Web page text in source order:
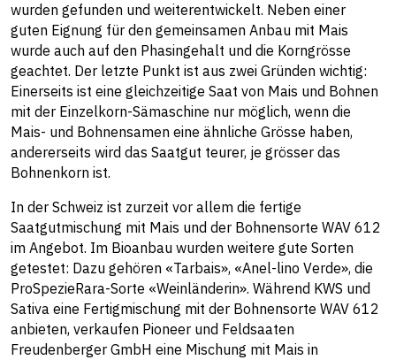
wurden gefunden und weiterentwickelt. Neben einer
guten Eignung für den gemeinsamen Anbau mit Mais
wurde auch auf den Phasingehalt und die Korngrösse
geachtet. Der letzte Punkt ist aus zwei Gründen wichtig:
Einerseits ist eine gleichzeitige Saat von Mais und Bohnen
mit der Einzelkorn-Sämaschine nur möglich, wenn die
Mais- und Bohnensamen eine ähnliche Grösse haben,
andererseits wird das Saatgut teurer, je grösser das
Bohnenkorn ist.
In der Schweiz ist zurzeit vor allem die fertige
Saatgutmischung mit Mais und der Bohnensorte WAV 612
im Angebot. Im Bioanbau wurden weitere gute Sorten
getestet: Dazu gehören «Tarbais», «Anel-lino Verde», die
ProSpezieRara-Sorte «Weinländerin». Während KWS und
Sativa eine Fertigmischung mit der Bohnensorte WAV 612
anbieten, verkaufen Pioneer und Feldsaaten
Freudenberger GmbH eine Mischung mit Mais in